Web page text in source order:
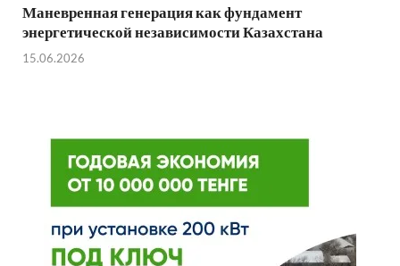
Маневренная генерация как фундамент
энергетической независимости Казахстана
15.06.2026